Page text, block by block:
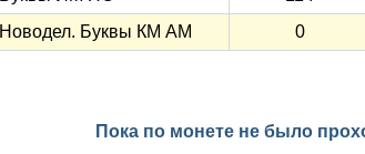
Новодел. Буквы КМ АМ
0
Пока по монете не было